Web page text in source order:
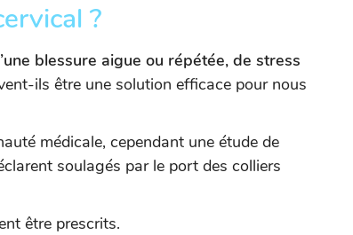
?
blessure aigue ou répétée, de stress
ils être une solution efficace pour nous
médicale, cependant une étude de
soulagés par le port des colliers
être prescrits.